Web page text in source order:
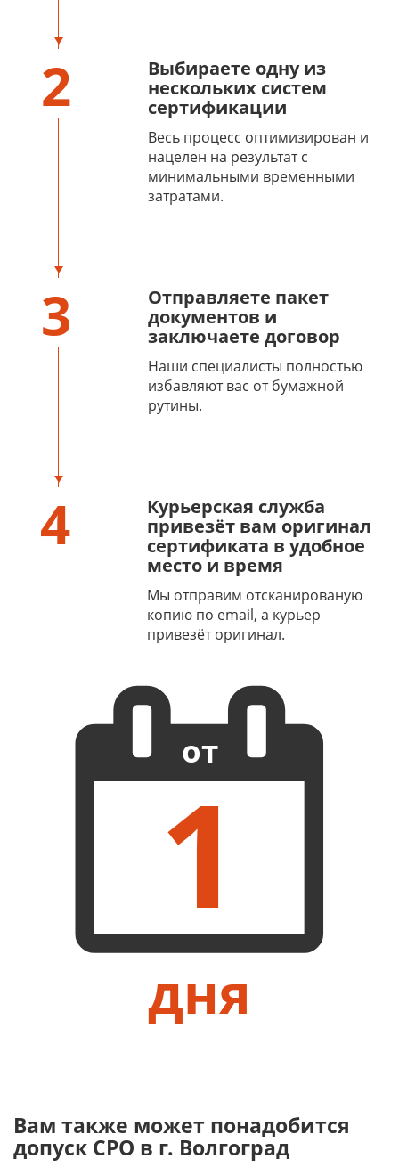
2
Выбираете одну из
нескольких систем
сертификации
Весь процесс оптимизирован и
нацелен на результат с
минимальными временными
затратами.
3
Отправляете пакет
документов и
заключаете договор
Наши специалисты полностью
избавляют вас от бумажной
рутины.
4
Курьерская служба
привезёт вам оригинал
сертификата в удобное
место и время
Мы отправим отсканированую
копию по email, а курьер
привезёт оригинал.
от
1
дня
Вам также может понадобится
допуск СРО в г. Волгоград